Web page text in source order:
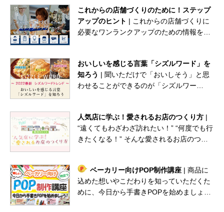
う。
これからの店舗づくりのために！ステップ
アップのヒント | これからの店舗づくりに
必要なワンランクアップのための情報をご
おいしいを感じる言葉「シズルワード」を
知ろう | 聞いただけで「おいしそう」と思
わせることができるのが「シズルワー
人気店に学ぶ！愛されるお店のつくり方 |
“遠くてもわざわざ訪れたい！” “何度でも行
きたくなる！” そんな愛されるお店のつく
ベーカリー向けPOP制作講座 | 商品に
込めた想いやこだわりを知っていただくた
めに、今日から手書きPOPを始めましょ